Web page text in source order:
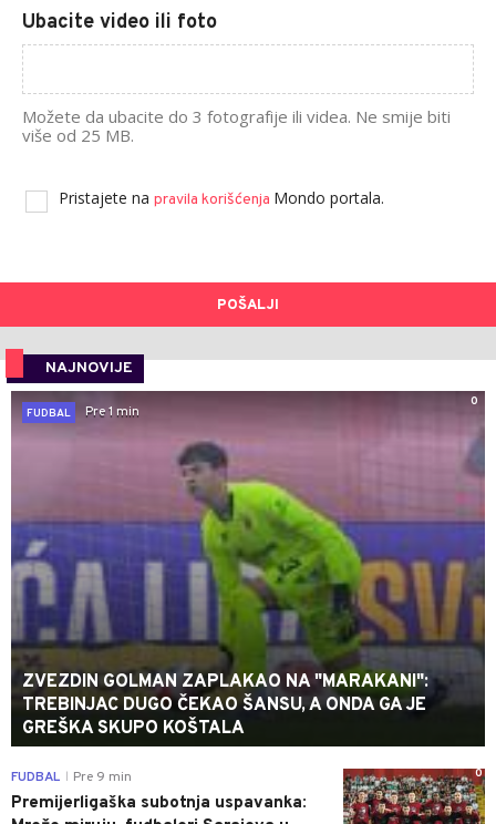
Ubacite video ili foto
Možete da ubacite do 3 fotografije ili videa. Ne smije biti
više od 25 MB.
Pristajete na pravila korišćenja Mondo portala.
POŠALJI
NAJNOVIJE
0
FUDBAL
Pre 1 min
ZVEZDIN GOLMAN ZAPLAKAO NA "MARAKANI":
TREBINJAC DUGO ČEKAO ŠANSU, A ONDA GA JE
GREŠKA SKUPO KOŠTALA
0
FUDBAL Pre 9 min
Premijerligaška subotnja uspavanka: